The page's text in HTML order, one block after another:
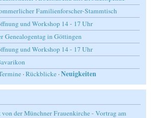
Familienforscher-Stammtisch
und Workshop 14 - 17 Uhr
Genealogentag in Göttingen
und Workshop 14 - 17 Uhr
·Rückblicke ·Neuigkeiten
der Münchner Frauenkirche - Vortrag am